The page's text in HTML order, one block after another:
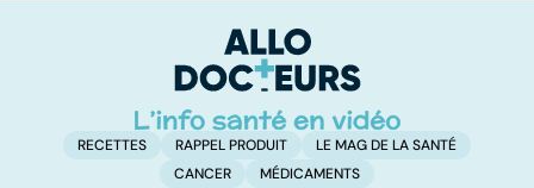
RECETTES RAPPEL PRODUIT
LE MAG DE LA SANTÉ
CANCER
MÉDICAMENTS